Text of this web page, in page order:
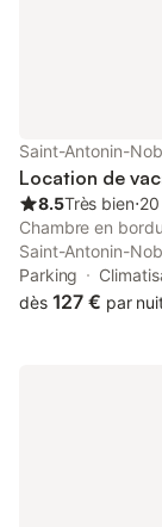
Saint-Antonin-
Location de
8.5Très bien⋅
Chambre en
Saint-Antonin-
and 49 km from
Parking
dès 127 € par